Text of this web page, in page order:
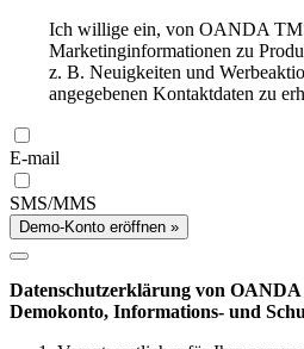
Ich willige ein, von OANDA
Marketinginformationen zu
z. B. Neuigkeiten und
angegebenen Kontaktdaten zu
E-mail
SMS/MMS
Demo-Konto eröffnen »
Datenschutzerklärung von
Demokonto, Informations- und